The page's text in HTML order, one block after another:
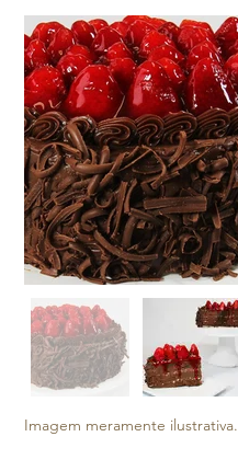
Imagem meramente ilustrativa.